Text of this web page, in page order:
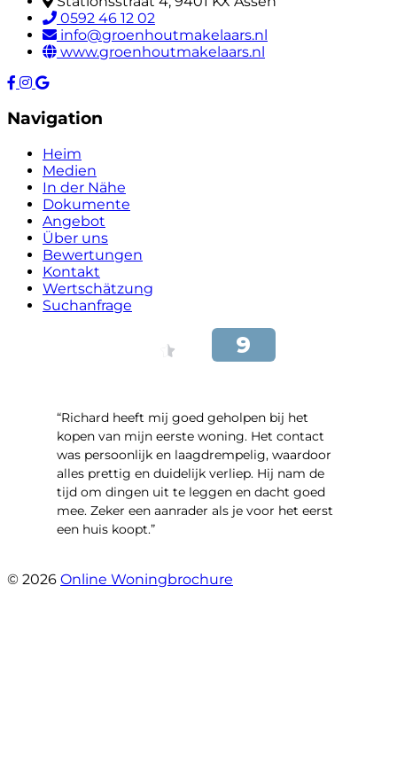
0592 46 12 02
info@groenhoutmakelaars.nl
www.groenhoutmakelaars.nl
Navigation
Heim
Medien
In der Nähe
Dokumente
Angebot
Über uns
Bewertungen
Kontakt
Wertschätzung
Suchanfrage
“Richard heeft mij goed geholpen bij het
kopen van mijn eerste woning. Het contact
was persoonlijk en laagdrempelig, waardoor
alles prettig en duidelijk verliep. Hij nam de
tijd om dingen uit te leggen en dacht goed
mee. Zeker een aanrader als je voor het eerst
een huis koopt.”
© 2026 Online Woningbrochure